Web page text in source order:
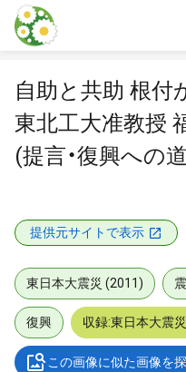
本文に飛ぶ
自助と共助 根付
東北工大准教授
(提言・復興への
提供元サイトで表示
東日本大震災 (2011)
復興 収録:東日本大震
この画像に似た画像を